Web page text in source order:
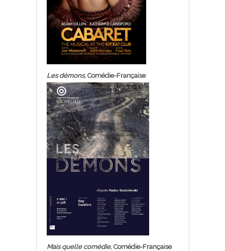
Les démons, Comédie-Française
Mais quelle comédie, Comédie-Française